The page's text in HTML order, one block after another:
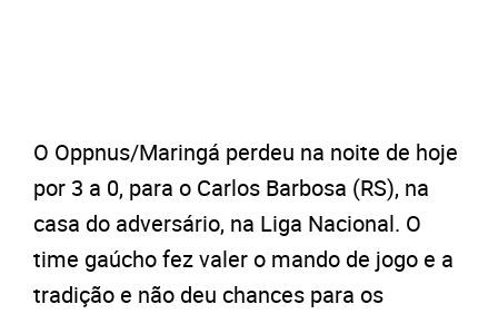
O Oppnus/Maringá perdeu na noite de hoje
por 3 a 0, para o Carlos Barbosa (RS), na
casa do adversário, na Liga Nacional. O
time gaúcho fez valer o mando de jogo e a
tradição e não deu chances para os